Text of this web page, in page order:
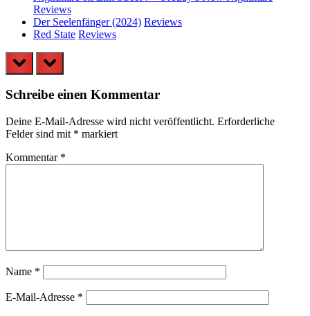
Reviews
Der Seelenfänger (2024) Reviews
Red State Reviews
prev next
Schreibe einen Kommentar
Deine E-Mail-Adresse wird nicht veröffentlicht. Erforderliche
Felder sind mit * markiert
Kommentar *
Name *
E-Mail-Adresse *